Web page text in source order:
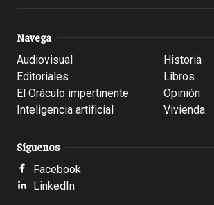
Navega
Audiovisual
Editoriales
El Oráculo impertinente
Inteligencia artificial
Historia
Libros
Opinión
Vivienda
Síguenos
Facebook
LinkedIn